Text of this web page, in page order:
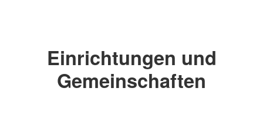
Einrichtungen und
Gemeinschaften